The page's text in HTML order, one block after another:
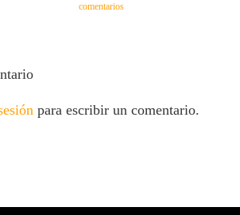
comentarios
para escribir un comentario.